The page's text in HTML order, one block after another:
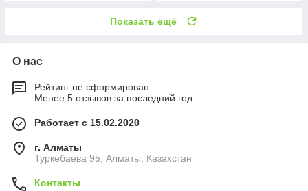
Показать ещё
О нас
Рейтинг не сформирован
Менее 5 отзывов за последний год
Работает с 15.02.2020
г. Алматы
Туркебаева 95, Алматы, Казахстан
Контакты